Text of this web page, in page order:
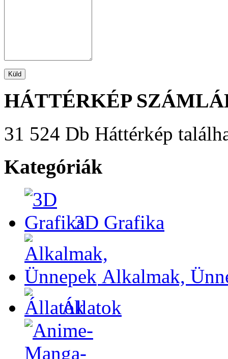
HÁTTÉRKÉP
31 524 Db Háttérkép
Kategóriák
3D Grafika
Alkalmak,
Állatok